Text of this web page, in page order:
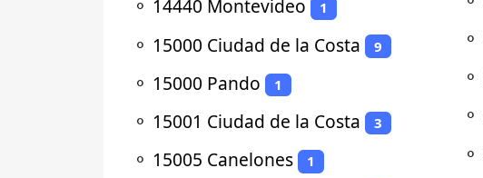
⚬ 14440 Montevideo 1
⚬ 15000 Ciudad de la Costa 9
⚬ 15000 Pando 1
⚬ 15001 Ciudad de la Costa 3
⚬ 15005 Canelones 1
⚬
⚬
⚬
⚬